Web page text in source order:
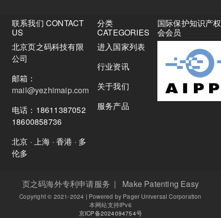
联系我们 CONTACT
US
北京页之码科技有限
公司
邮箱：
mail@yezhimaip.com
电话：18611387052
18600858736
北京 · 上海 · 香港 · 多
伦多
分类
CATEGORIES
进入国家列表
行业资讯
关于我们
服务产品
国际保护知识产
会会员
页之码海外专利申请服务 | Make Patenting Easy
Copyright © 2021-2024 | Powered by Pager Universal Corporation
本网站支持IPv6
京ICP备2024094754号